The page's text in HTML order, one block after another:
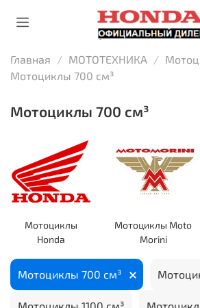
Главная МОТОТЕХНИКА
Мотоциклы 700 см³
Мотоциклы 700 см³
Мотоциклы
Honda
Мотоциклы Moto
Morini
Мотоциклы 700 см³